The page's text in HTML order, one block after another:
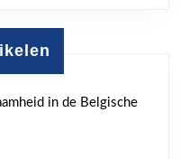
in de Belgische